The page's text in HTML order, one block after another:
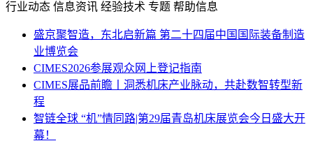
行业动态 信息资讯 经验技术 专题 帮助信息
盛京聚智造，东北启新篇 第二十四届中国国际装备制造
业博览会
CIMES2026参展观众网上登记指南
CIMES展品前瞻丨洞悉机床产业脉动，共赴数智转型新
程
智链全球 “机”情同路|第29届青岛机床展览会今日盛大开
幕！